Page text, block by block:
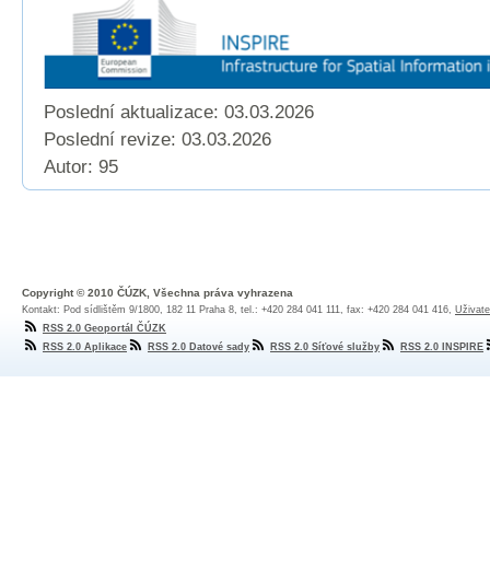
Poslední aktualizace: 03.03.2026
Poslední revize: 03.03.2026
Autor: 95
Copyright © 2010 ČÚZK, Všechna práva vyhrazena
Kontakt: Pod sídlištěm 9/1800, 182 11 Praha 8, tel.: +420 284 041 111, fax: +420 284 041 416,
RSS 2.0 Geoportál ČÚZK
RSS 2.0 Aplikace
RSS 2.0 Datové sady RSS 2.0 Síťové služby RSS 2.0 INSPIRE